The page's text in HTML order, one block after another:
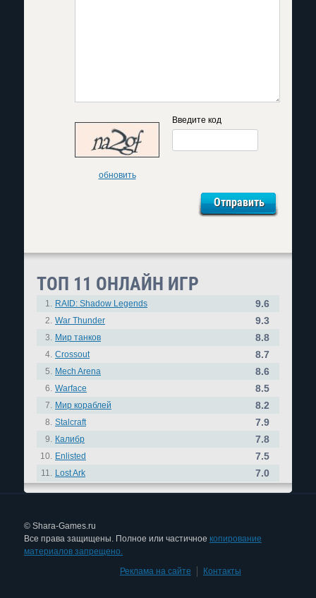
обновить
Введите код
ТОП 11 ОНЛАЙН ИГР
1. RAID: Shadow Legends 9.6
2. War Thunder 9.3
3. Мир танков 8.8
4. Crossout 8.7
5. Mech Arena 8.6
6. Warface 8.5
7. Мир кораблей 8.2
8. Stalcraft 7.9
9. Калибр 7.8
10. Enlisted 7.5
11. Lost Ark 7.0
© Shara-Games.ru
Все права защищены. Полное или частичное копирование
материалов запрещено.
Реклама на сайте
Контакты